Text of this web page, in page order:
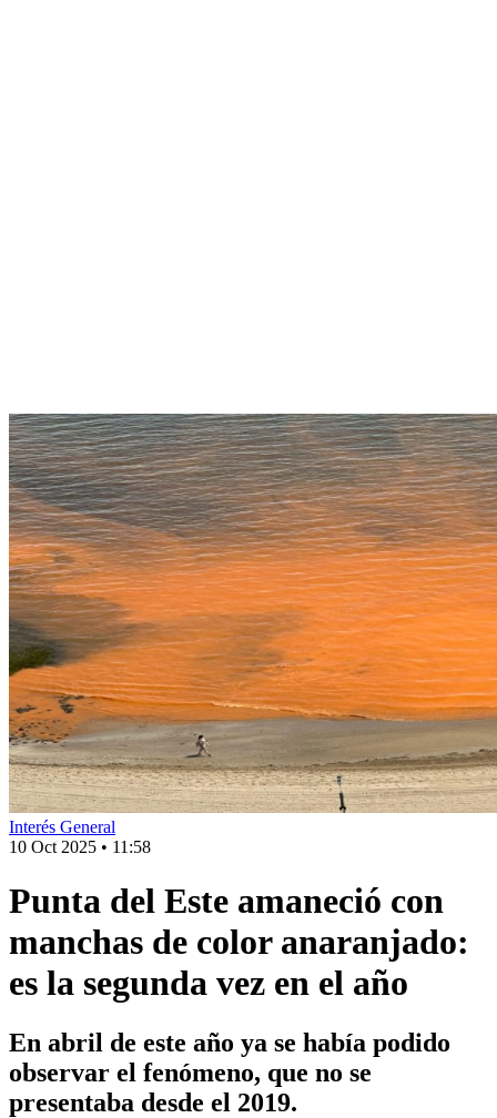
Interés General
10 Oct 2025 • 11:58
Punta del Este amaneció con
manchas de color anaranjado:
es la segunda vez en el año
En abril de este año ya se había podido
observar el fenómeno, que no se
presentaba desde el 2019.